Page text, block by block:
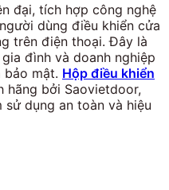
đại, tích hợp công nghệ
dùng điều khiển cửa
trên điện thoại. Đây là
đình và doanh nghiệp
bảo mật. Hộp điều khiển
hãng bởi Saovietdoor,
dụng an toàn và hiệu